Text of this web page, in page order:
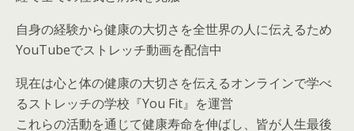
自身の経験から健康の大切さを全世界の人に伝えるため
YouTubeでストレッチ動画を配信中
現在は心と体の健康の大切さを伝えるオンラインで学べ
るストレッチの学校『You Fit』を運営
これらの活動を通じて健康寿命を伸ばし、皆が人生最後